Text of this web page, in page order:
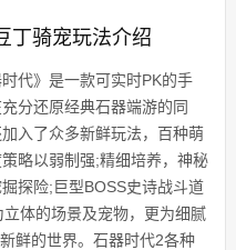
丁骑宠玩法介绍
时代》是一款可实时PK的手
分还原经典石器端游的同
加入了众多新鲜玩法，百种萌
略以弱制强;精细培养，神秘
探险;巨型BOSS史诗战斗道
体的场景及宠物，更为细腻
鲜的世界。石器时代2各种